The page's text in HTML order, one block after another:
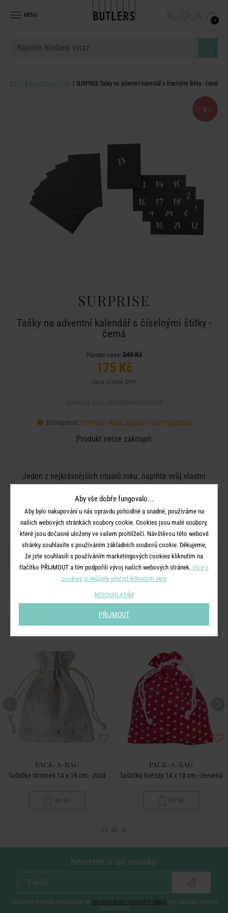
MENU
0
Domů Adventní kalendář SURPRISE Tašky na adventní kalendář s číselnými štítky - černá
-50 %
SURPRISE
Tašky na adventní kalendář s číselnými štítky -
černá
Původní cena: 349 Kč
175 Kč
cena včetně DPH
Dostupnost: centrální sklad, doprava nelze objednat
Produkt nelze zakoupit
Jeden z nejkrásnějších rituálů roku: naplňte svůj vlastní
dárkové tašky SURPRISE z černého papíru. Minimalistický
design je jasný a nepokazí jej ani černé nálepky s čísly. Dejte
prostor svojí kreativitě a schovejte do tašek drobné dárečky. K
dostání i v jiných barvách.
SDÍLEJTE S PŘÁTELI
MOHLO BY SE VÁM LÍBIT
PACK-A-BAG
Taštička stromek 14 x 18 cm - zlatá
49 Kč
PACK-A-BAG
Taštička hvězdy 14 x 18 cm - červená
59 Kč
Nenechte si ujít novinky!
vložením e-mailu souhlasíte se zpracováním osobních údajů pro zasílání našeho
newsletteru
Aby vše dobře fungovalo...
Aby bylo nakupování u nás opravdu pohodlné a snadné, používáme na
našich webových stránkách soubory cookie. Cookies jsou malé soubory,
které jsou dočasně uloženy ve vašem prohlížeči. Návštěvou této webové
stránky souhlasíte s používáním základních souborů cookie. Děkujeme,
že jste souhlasili s používáním marketingových cookies kliknutím na
tlačítko PŘIJMOUT a tím podpořili vývoj našich webových stránek. Více o
cookies si můžete přečíst kliknutím sem
NESOUHLASÍM
PŘIJMOUT